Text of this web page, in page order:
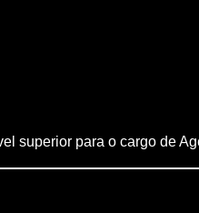
superior para o cargo de